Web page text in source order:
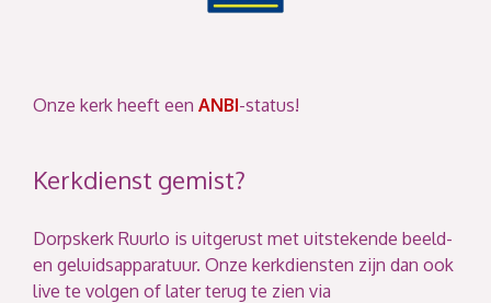
Onze kerk heeft een ANBI-status!
Kerkdienst gemist?
Dorpskerk Ruurlo is uitgerust met uitstekende beeld-
en geluidsapparatuur. Onze kerkdiensten zijn dan ook
live te volgen of later terug te zien via